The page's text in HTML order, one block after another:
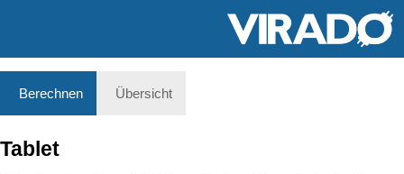
Berechnen Übersicht
Tablet